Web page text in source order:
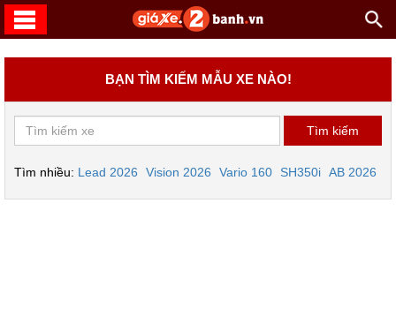
BẠN TÌM KIẾM MẪU XE NÀO!
Tìm nhiều: Lead 2026 Vision 2026 Vario 160 SH350i AB 2026